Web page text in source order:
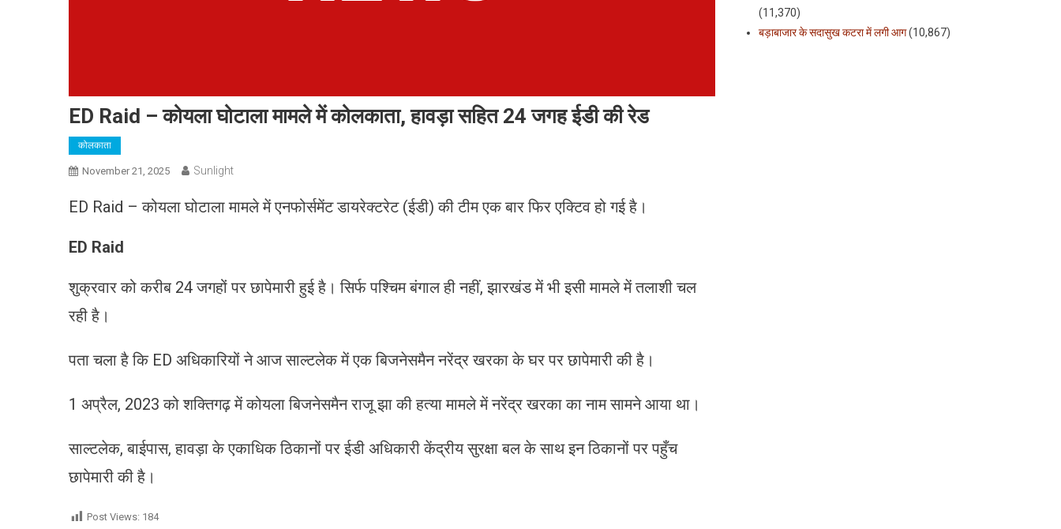
ED Raid – कोयला घोटाला मामले में कोलकाता, हावड़ा सहित 24 जगह ईडी की रेड
कोलकाता
November 21, 2025 Sunlight
ED Raid – कोयला घोटाला मामले में एनफोर्समेंट डायरेक्टरेट (ईडी) की टीम एक बार फिर एक्टिव हो गई है।
ED Raid
शुक्रवार को करीब 24 जगहों पर छापेमारी हुई है। सिर्फ पश्चिम बंगाल ही नहीं, झारखंड में भी इसी मामले में तलाशी चल
रही है।
पता चला है कि ED अधिकारियों ने आज साल्टलेक में एक बिजनेसमैन नरेंद्र खरका के घर पर छापेमारी की है।
1 अप्रैल, 2023 को शक्तिगढ़ में कोयला बिजनेसमैन राजू झा की हत्या मामले में नरेंद्र खरका का नाम सामने आया था।
साल्टलेक, बाईपास, हावड़ा के एकाधिक ठिकानों पर ईडी अधिकारी केंद्रीय सुरक्षा बल के साथ इन ठिकानों पर पहुँच
छापेमारी की है।
Post Views: 184
(11,370)
बड़ाबाजार के सदासुख कटरा में लगी आग(10,867)